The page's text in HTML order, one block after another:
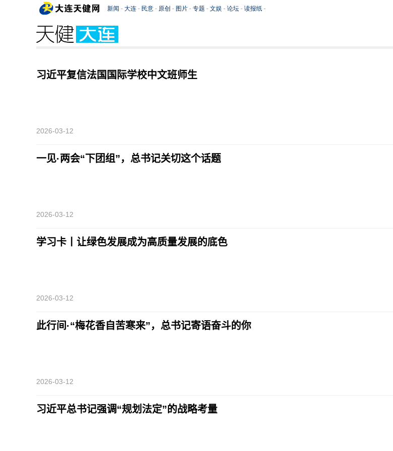
习近平复信法国国际学校中文班师生
2026-03-12
一见·两会“下团组”，总书记关切这个话题
2026-03-12
学习卡丨让绿色发展成为高质量发展的底色
2026-03-12
此行间·“梅花香自苦寒来”，总书记寄语奋斗的你
2026-03-12
习近平总书记强调“规划法定”的战略考量